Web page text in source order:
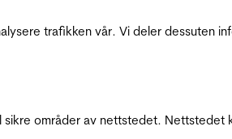
trafikken vår. Vi deler dessuten
områder av nettstedet. Nettstedet